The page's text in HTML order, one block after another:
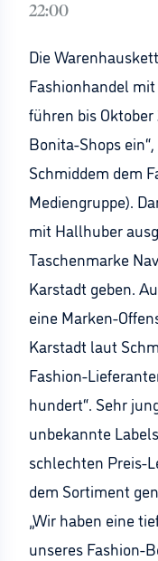
22:00
Die
Fashionhandel
führen bis
Bonita-Shops
Schmiddem dem
Mediengruppe).
mit Hallhuber
Taschenmarke
Karstadt geben.
eine Marken-
Karstadt laut
Fashion-
hundert“. Sehr
unbekannte
schlechten Preis-
dem Sortiment
„Wir haben eine
unseres Fashion-